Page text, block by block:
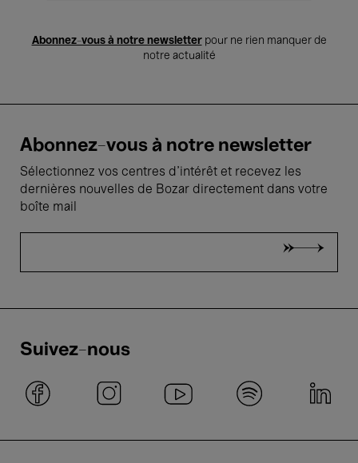
Abonnez-vous à notre newsletterpour ne rien manquer de
notre actualité
Abonnez-vous à notre newsletter
Sélectionnez vos centres d'intérêt et recevez les
dernières nouvelles de Bozar directement dans votre
boîte mail
Suivez-nous